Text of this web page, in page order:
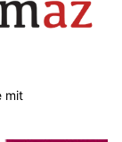
mit